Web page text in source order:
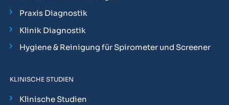
Praxis Diagnostik
Klinik Diagnostik
Hygiene & Reinigung für Spirometer und Screener
KLINISCHE STUDIEN
Klinische Studien